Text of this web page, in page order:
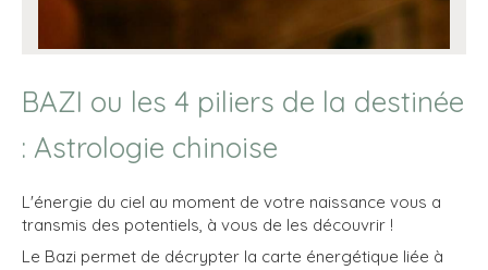
BAZI ou les 4 piliers de la destinée
: Astrologie chinoise
L'énergie du ciel au moment de votre naissance vous a
transmis des potentiels, à vous de les découvrir !
Le Bazi permet de décrypter la carte énergétique liée à